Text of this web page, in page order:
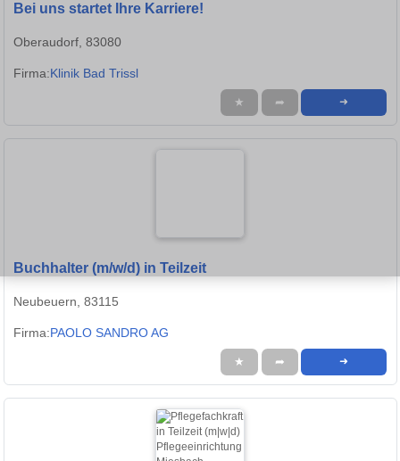
Bei uns startet Ihre Karriere!
Oberaudorf, 83080
Firma:Klinik Bad Trissl
★ ➦ ➜
Buchhalter (m/w/d) in Teilzeit
Neubeuern, 83115
Firma:PAOLO SANDRO AG
★ ➦ ➜